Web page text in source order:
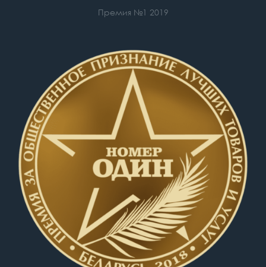
Премия №1 2019